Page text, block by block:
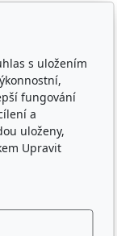
tácky,
třídní sraz, sraz
sraz ze
památka,
Řím, Paříž,
Zapft
s uložením
fungování
a
uloženy,
Upravit